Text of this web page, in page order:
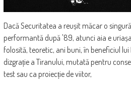
Dacă Securitatea a reușit măcar o
performantă după '89, atunci aia e
folosită, teoretic, ani buni, în beneficiul lui
dizgrație a Tiranului, mutată pentru
test sau ca proiecție de viitor,